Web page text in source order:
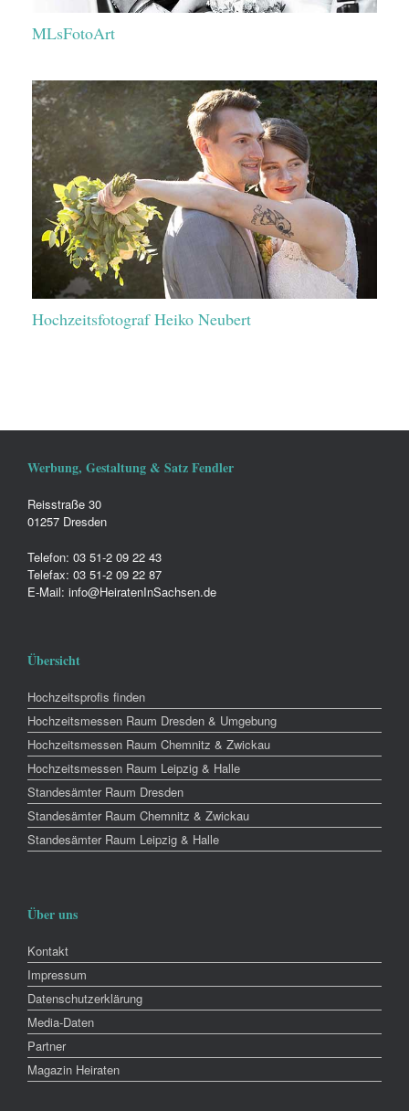
MLsFotoArt
Hochzeitsfotograf Heiko Neubert
Werbung, Gestaltung & Satz Fendler
Reisstraße 30
01257 Dresden
Telefon: 03 51-2 09 22 43
Telefax: 03 51-2 09 22 87
E-Mail: info@HeiratenInSachsen.de
Übersicht
Hochzeitsprofis finden
Hochzeitsmessen Raum Dresden & Umgebung
Hochzeitsmessen Raum Chemnitz & Zwickau
Hochzeitsmessen Raum Leipzig & Halle
Standesämter Raum Dresden
Standesämter Raum Chemnitz & Zwickau
Standesämter Raum Leipzig & Halle
Über uns
Kontakt
Impressum
Datenschutzerklärung
Media-Daten
Partner
Magazin Heiraten